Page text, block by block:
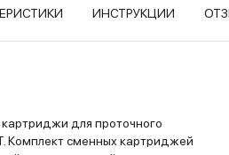
ИНСТРУКЦИИ
для проточного
Комплект сменных картриджей